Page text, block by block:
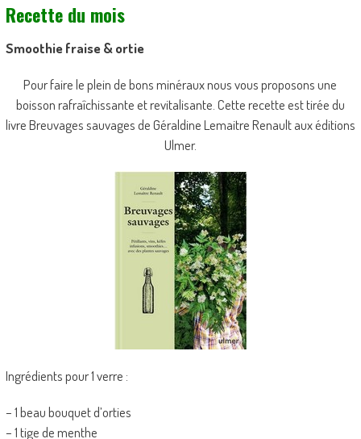
Recette du mois
Smoothie fraise & ortie
Pour faire le plein de bons minéraux nous vous proposons une
boisson rafraîchissante et revitalisante. Cette recette est tirée du
livre Breuvages sauvages de Géraldine Lemaitre Renault aux éditions
Ulmer.
Ingrédients pour 1 verre :
– 1 beau bouquet d’orties
– 1 tige de menthe